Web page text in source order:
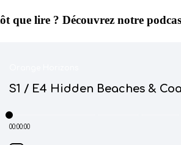
que lire ? Découvrez notre